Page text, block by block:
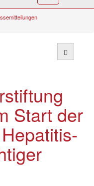
navigation
Start der